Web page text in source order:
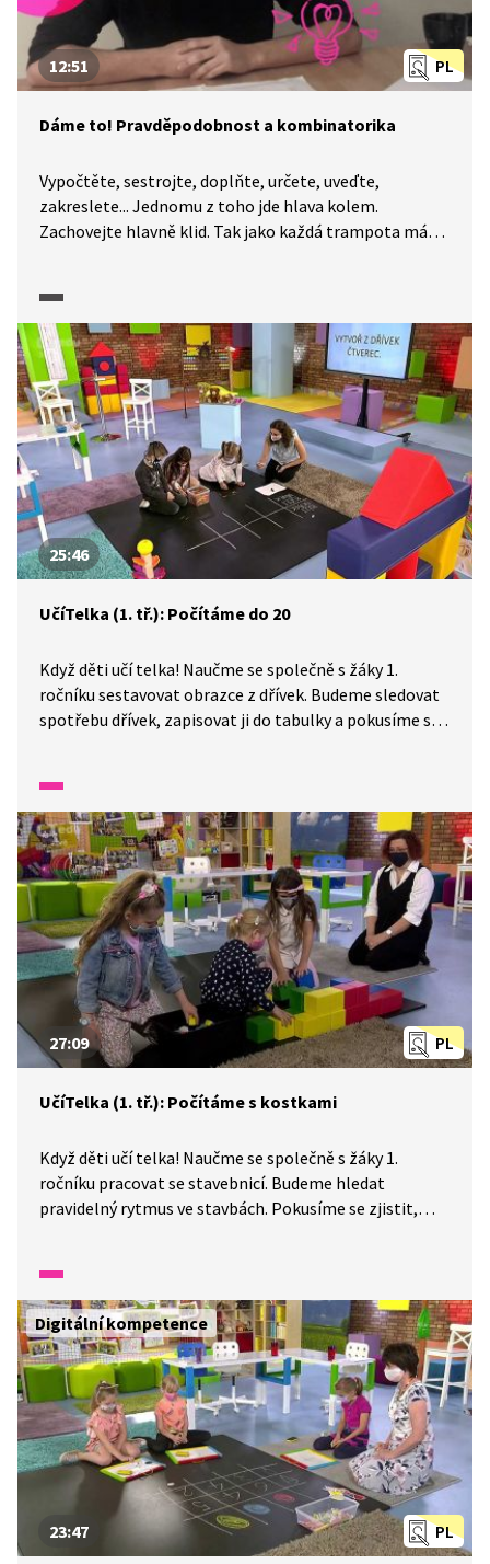
PL
12:51
Dáme to! Pravděpodobnost a kombinatorika
Vypočtěte, sestrojte, doplňte, určete, uveďte,
zakreslete... Jednomu z toho jde hlava kolem.
Zachovejte hlavně klid. Tak jako každá trampota má
je maturitní zkouška z matematiky každý rok trochu
jiná, okruhy popsané CERMATem se příliš nemění
a nároky na úspěšné složení maturity jsou popsány
poměrně přesně. A my a naše pracovní listy jsme tu
proto, abychom vám pomohli je splnit. Dnes se
společně podíváme na pravděpodobnost a statistiku.
25:46
UčíTelka (1. tř.): Počítáme do 20
Když děti učí telka! Naučme se společně s žáky 1.
ročníku sestavovat obrazce z dřívek. Budeme sledovat
spotřebu dřívek, zapisovat ji do tabulky a pokusíme se
spravedlivě rozdělit.
PL
27:09
UčíTelka (1. tř.): Počítáme s kostkami
Když děti učí telka! Naučme se společně s žáky 1.
ročníku pracovat se stavebnicí. Budeme hledat
pravidelný rytmus ve stavbách. Pokusíme se zjistit,
Digitální kompetence
PL
23:47